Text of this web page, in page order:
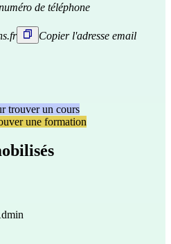
de téléphone
Copier l'adresse email
trouver un cours
une formation